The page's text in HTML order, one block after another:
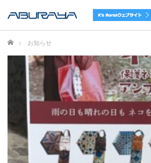
ホーム お知らせ